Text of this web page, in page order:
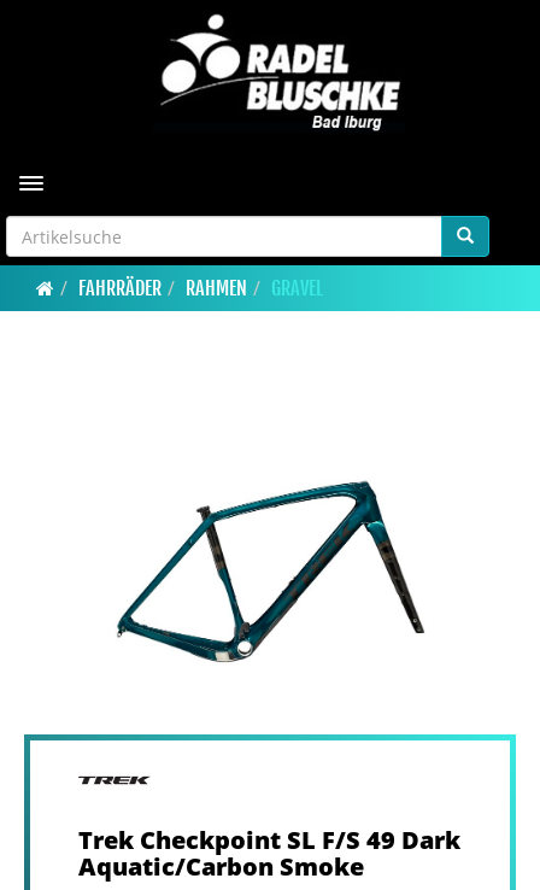
Toggle navigation
FAHRRÄDER RAHMEN GRAVEL
Trek Checkpoint SL F/S 49 Dark
Aquatic/Carbon Smoke